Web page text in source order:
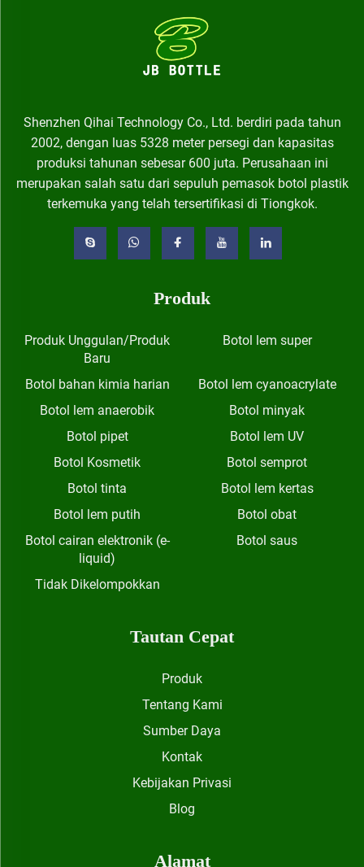
Shenzhen Qihai Technology Co., Ltd. berdiri pada tahun
2002, dengan luas 5328 meter persegi dan kapasitas
produksi tahunan sebesar 600 juta. Perusahaan ini
merupakan salah satu dari sepuluh pemasok botol plastik
terkemuka yang telah tersertifikasi di Tiongkok.
Produk
Produk Unggulan/Produk
Baru
Botol lem super
Botol bahan kimia harian
Botol lem cyanoacrylate
Botol lem anaerobik
Botol minyak
Botol pipet
Botol lem UV
Botol Kosmetik
Botol semprot
Botol tinta
Botol lem kertas
Botol lem putih
Botol obat
Botol cairan elektronik (e-
liquid)
Botol saus
Tidak Dikelompokkan
Tautan Cepat
Produk
Tentang Kami
Sumber Daya
Kontak
Kebijakan Privasi
Blog
Alamat